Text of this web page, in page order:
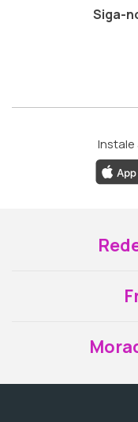
Siga-
Instale